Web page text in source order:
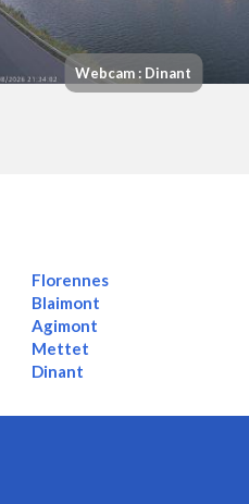
Webcam : Dinant
Florennes
Blaimont
Agimont
Mettet
Dinant